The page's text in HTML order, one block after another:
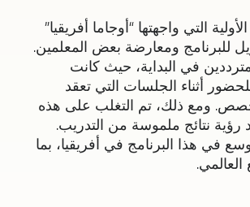
التي واجهتها “أوجاما أفريقيا”
للبرنامج ومعارضة بعض المعلمين.
في البداية، حيث كانت
أثناء الجلسات التي تعقد
ومع ذلك، تم التغلب على هذه
رؤية نتائج ملموسة من التدريب.
في هذا البرنامج في أفريقيا، بما